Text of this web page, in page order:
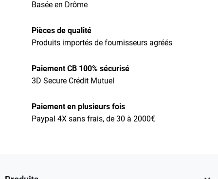
Basée en Drôme
Pièces de qualité
Produits importés de fournisseurs agréés
Paiement CB 100% sécurisé
3D Secure Crédit Mutuel
Paiement en plusieurs fois
Paypal 4X sans frais, de 30 à 2000€